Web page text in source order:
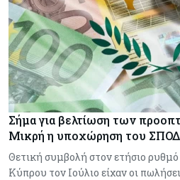
Σήμα για βελτίωση των
Μικρή η υποχώρηση του ΣΠΟΔ
Θετική συμβολή στον ετήσιο
Κύπρου τον Ιούλιο είχαν οι